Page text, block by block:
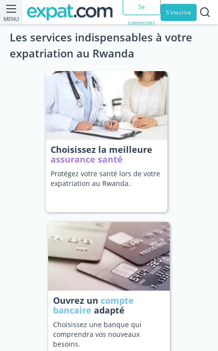
MENU
Se
connecter
S'inscrire
Les services indispensables à votre
expatriation au Rwanda
Choisissez la meilleure
assurance santé
Protégez votre santé lors de votre
expatriation au Rwanda.
Ouvrez un compte
bancaire adapté
Choisissez une banque qui
comprendra vos nouveaux
besoins.